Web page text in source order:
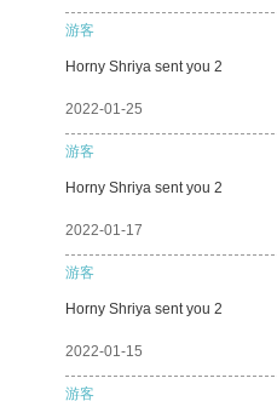
游客
Horny Shriya sent you 2
2022-01-25
游客
Horny Shriya sent you 2
2022-01-17
游客
Horny Shriya sent you 2
2022-01-15
游客